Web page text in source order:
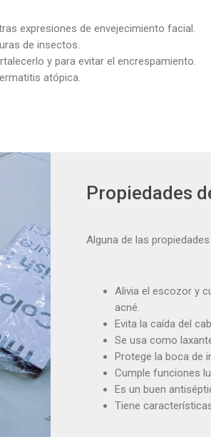
expresiones de envejecimiento facial.
de insectos.
y para evitar el encrespamiento.
atópica.
Propiedades
Alguna de las
Alivia el escozor y
acné.
Evita la caída del
Se usa como
Protege la boca de
Cumple funciones
Es un buen
Tiene